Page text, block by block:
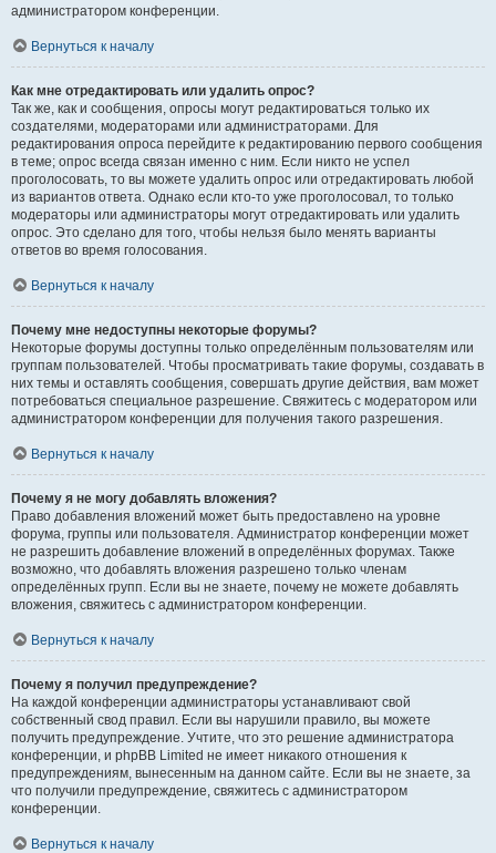
администратором конференции.
Вернуться к началу
Как мне отредактировать или удалить опрос?
Так же, как и сообщения, опросы могут редактироваться только их
создателями, модераторами или администраторами. Для
редактирования опроса перейдите к редактированию первого сообщения
в теме; опрос всегда связан именно с ним. Если никто не успел
проголосовать, то вы можете удалить опрос или отредактировать любой
из вариантов ответа. Однако если кто-то уже проголосовал, то только
модераторы или администраторы могут отредактировать или удалить
опрос. Это сделано для того, чтобы нельзя было менять варианты
ответов во время голосования.
Вернуться к началу
Почему мне недоступны некоторые форумы?
Некоторые форумы доступны только определённым пользователям или
группам пользователей. Чтобы просматривать такие форумы, создавать в
них темы и оставлять сообщения, совершать другие действия, вам может
потребоваться специальное разрешение. Свяжитесь с модератором или
администратором конференции для получения такого разрешения.
Вернуться к началу
Почему я не могу добавлять вложения?
Право добавления вложений может быть предоставлено на уровне
форума, группы или пользователя. Администратор конференции может
не разрешить добавление вложений в определённых форумах. Также
возможно, что добавлять вложения разрешено только членам
определённых групп. Если вы не знаете, почему не можете добавлять
вложения, свяжитесь с администратором конференции.
Вернуться к началу
Почему я получил предупреждение?
На каждой конференции администраторы устанавливают свой
собственный свод правил. Если вы нарушили правило, вы можете
получить предупреждение. Учтите, что это решение администратора
конференции, и phpBB Limited не имеет никакого отношения к
предупреждениям, вынесенным на данном сайте. Если вы не знаете, за
что получили предупреждение, свяжитесь с администратором
конференции.
Вернуться к началу